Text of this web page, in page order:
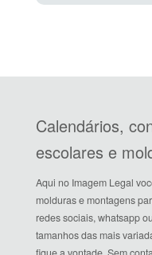
Calendários,
escolares e
Aqui no Imagem Legal
molduras e montagens
redes sociais, whatsapp
tamanhos das mais